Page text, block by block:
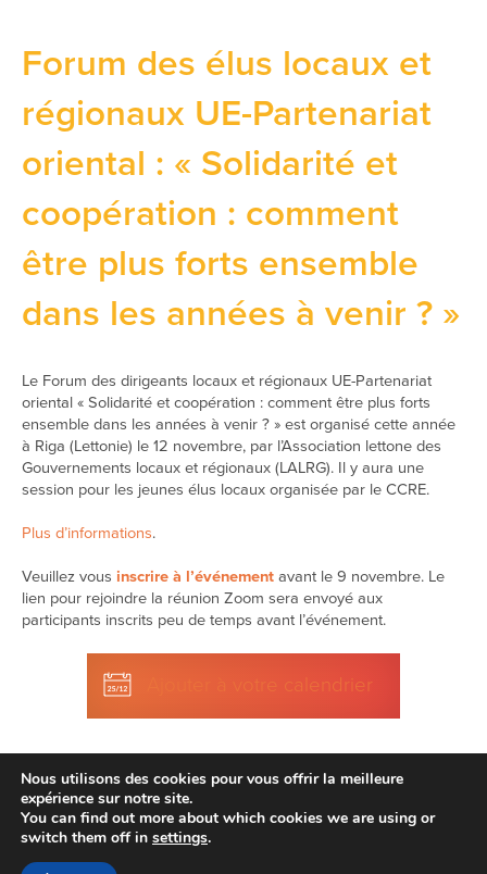
Forum des élus locaux et
régionaux UE-Partenariat
oriental : « Solidarité et
coopération : comment
être plus forts ensemble
dans les années à venir ? »
Le Forum des dirigeants locaux et régionaux UE-Partenariat
oriental « Solidarité et coopération : comment être plus forts
ensemble dans les années à venir ? » est organisé cette année
à Riga (Lettonie) le 12 novembre, par l’Association lettone des
Gouvernements locaux et régionaux (LALRG). Il y aura une
session pour les jeunes élus locaux organisée par le CCRE.
Plus d’informations.
Veuillez vous inscrire à l’événement avant le 9 novembre. Le
lien pour rejoindre la réunion Zoom sera envoyé aux
participants inscrits peu de temps avant l’événement.
Ajouter à votre calendrier
Nous utilisons des cookies pour vous offrir la meilleure
expérience sur notre site.
You can find out more about which cookies we are using or
switch them off in settings.